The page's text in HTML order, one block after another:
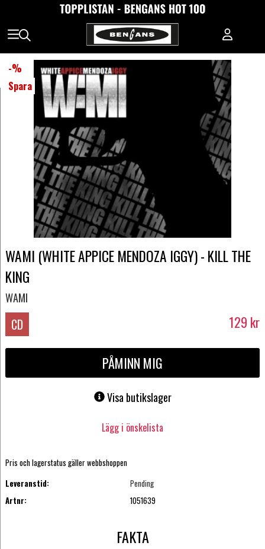
-%
Spara
WAMI (WHITE APPICE MENDOZA IGGY) - KILL THE
KING
WAMI
CD 129 kr
PÅMINN MIG
Visa butikslager
Lägg i önskelista
Pris och lagerstatus gäller webbshoppen
Leveranstid:
Pending
Artnr:
1051639
FAKTA